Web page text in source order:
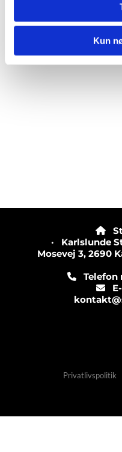
Kun

· Karlslunde
Mosevej 3, 2690
Telefon
E-
Privatlivspolitik